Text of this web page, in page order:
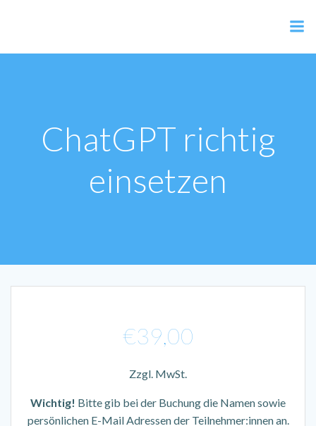
ChatGPT richtig
einsetzen
€39,00
Zzgl. MwSt.
Wichtig! Bitte gib bei der Buchung die Namen sowie
persönlichen E-Mail Adressen der Teilnehmer:innen an.